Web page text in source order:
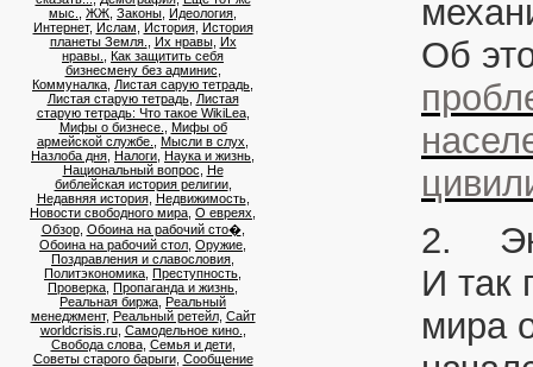
мыс.
ЖЖ Законы Идеология
Интернет, Ислам История, История
планеты Земля.
Их нравы, Их
нравы.
Как защитить себя
бизнесмену без админис
Коммуналка Листая сарую тетрадь
Листая старую тетрадь, Листая
старую тетрадь: Что такое WikiLea,
Мифы о бизнесе.
Мифы об
армейской службе.
Мысли в слух
Назлоба дня Налоги Наука и жизнь
Национальный вопрос Не
библейская история религии,
Недавняя история, Недвижимость,
Новости свободного мира О евреях
Обзор, Обоина на рабочий сто�,
Обоина на рабочий стол Оружие
Поздравления и славословия
Политэкономика Преступность
Проверка Пропаганда и жизнь
Реальная биржа Реальный
менеджмент, Реальный ретейл, Сайт
worldcrisis.ru, Самодельное кино.
Свобода слова, Семья и дети,
Советы старого барыги, Сообщение
Об
2.
И так
мира